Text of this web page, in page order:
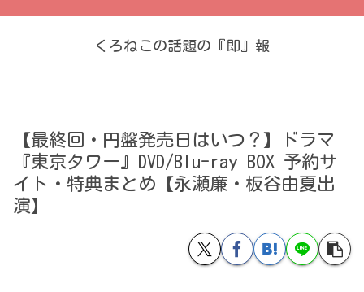
くろねこの話題の『即』報
【最終回・円盤発売日はいつ？】ドラマ
『東京タワー』DVD/Blu-ray BOX 予約サ
イト・特典まとめ【永瀬廉・板谷由夏出
演】